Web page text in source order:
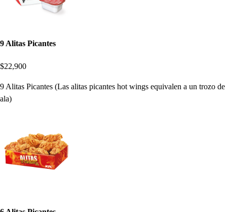
9 Alitas Picantes
$22,900
9 Alitas Picantes (Las alitas picantes hot wings equivalen a un trozo de
ala)